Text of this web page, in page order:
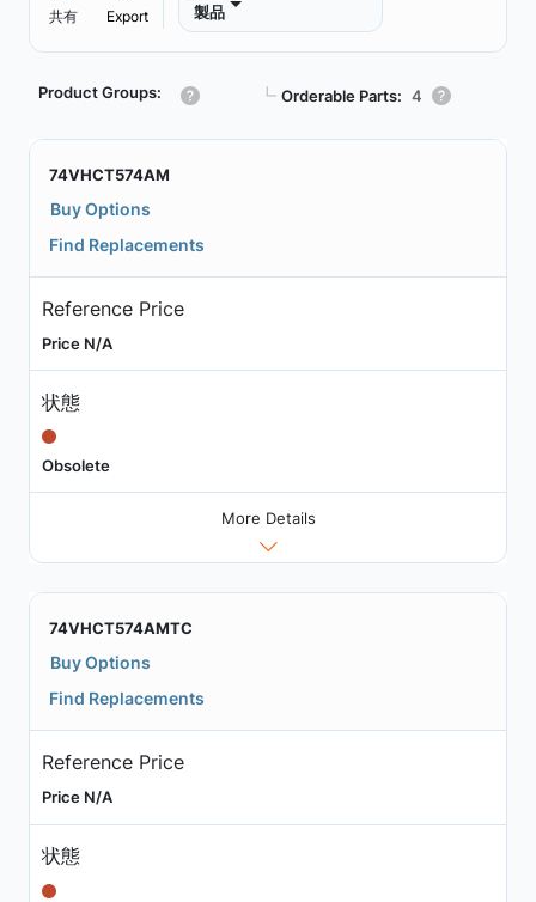
共有 Export 製品
Product Groups: ┗ Orderable Parts: 4
74VHCT574AM
Buy Options
Find Replacements
Reference Price
Price N/A
状態
Obsolete
More Details
74VHCT574AMTC
Buy Options
Find Replacements
Reference Price
Price N/A
状態